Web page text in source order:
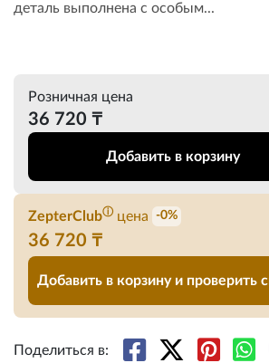
деталь выполнена с особым...
Розничная цена
36 720 ₸
Добавить в корзину
ZepterClubⓘ цена -0%
36 720 ₸
Добавить в корзину и проверить
Поделиться в: